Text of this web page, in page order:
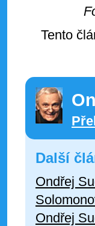
Tento
Další
Ondřej
Ondřej